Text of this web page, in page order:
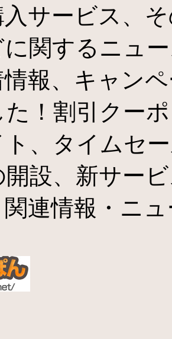
入サービス、
関するニュ
情報、キャン
た！割引クー
ト、タイムセ
設、新サー
連情報・ニ